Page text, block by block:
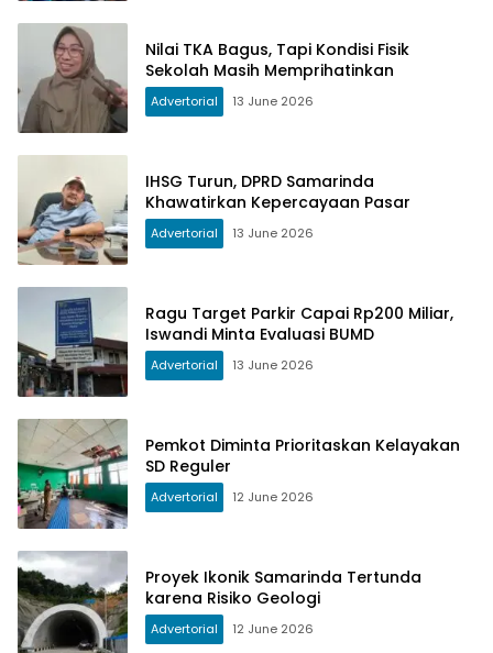
Nilai TKA Bagus, Tapi Kondisi Fisik
Sekolah Masih Memprihatinkan
Advertorial 13 June 2026
IHSG Turun, DPRD Samarinda
Khawatirkan Kepercayaan Pasar
Advertorial 13 June 2026
Ragu Target Parkir Capai Rp200 Miliar,
Iswandi Minta Evaluasi BUMD
Advertorial 13 June 2026
Pemkot Diminta Prioritaskan Kelayakan
SD Reguler
Advertorial 12 June 2026
Proyek Ikonik Samarinda Tertunda
karena Risiko Geologi
Advertorial 12 June 2026